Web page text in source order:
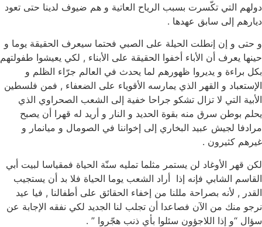
دولهم التي تكّسرت بسبب الرياح العاتية و هم ضيوف لدينا حتى تعود
ديارهم إلى سابق عهدها .
و حتى و إن إنطلت الحيلة على الصبي فحتما سيعرف الحقيقة يوما و
حينها يعرف أن الأباء أخفوا الحقيقة على الأبناء , لكي يعيشوا طفولتهم
بكل براءة و يديروا ظهورهم لما يحدث في العالم جرّاء الظلم و
الإستعباد و القهر الذي يمارسه الأقوياء على الضعفاء , فمن فلسطين
الأبية التي لا تزال تشكو جراحا خفية إلى الشعب الصحراوي الذي
يحلم بوطن سرق منه بقوة الحديد و النار و أريد له قهرا أن يصبح
مرادفا لجيش عبيد البخاري إلى إخواننا في الصومال و ميانمار و
غيرهم كثيرون .
لكن قهر الأوغاد لن يستمر مثلما تمليه سنّة الحياة فمقياسا لبيت أبي
القاسم الشابي فإنه إذا أراد الشعب يوما الحياة فلا بد أن يستجيب
القدر , لأنه بصراحة مللنا من إخفاء الحقائق على أطفالنا , فيا عيد
نرجو منك من الآن فصاعدا أن تجلب لنا الجديد لكي نفقه الإجابة عن
سؤال “و إذا اللاجؤون سئلوا بأي ذنب هجّروا ” .